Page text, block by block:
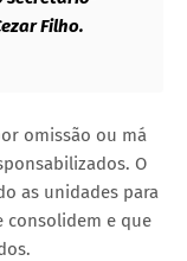
Filho.
omissão ou má
O
as unidades para
consolidem e que